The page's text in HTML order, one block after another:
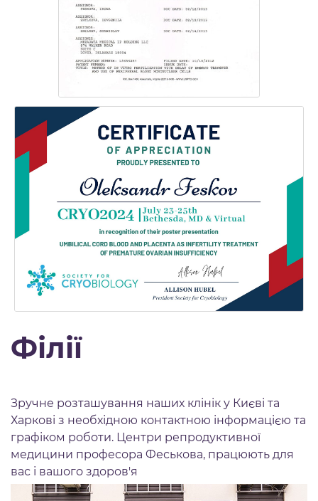
Філії
Зручне розташування наших клінік у Києві та
Харкові з необхідною контактною інформацією та
графіком роботи. Центри репродуктивної
медицини професора Феськова, працюють для
вас і вашого здоров'я